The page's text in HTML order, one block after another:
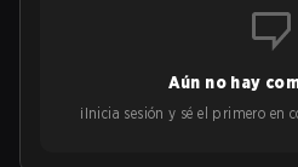
Aún no hay
¡Inicia sesión y sé el primero en